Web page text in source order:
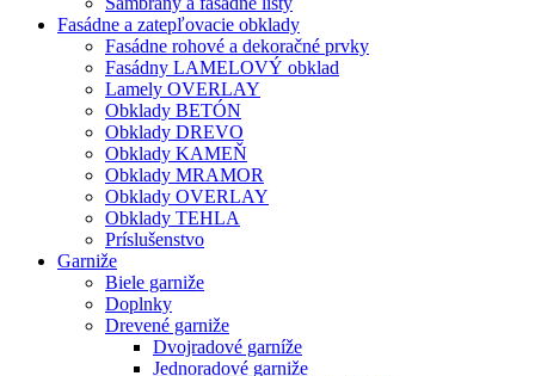
Fasádne a zatepľovacie obklady
Fasádne rohové a dekoračné prvky
Fasádny LAMELOVÝ obklad
Lamely OVERLAY
Obklady BETÓN
Obklady DREVO
Obklady KAMEŇ
Obklady MRAMOR
Obklady OVERLAY
Obklady TEHLA
Príslušenstvo
Garniže
Biele garniže
Doplnky
Drevené garniže
Dvojradové garníže
Jednoradové garniže